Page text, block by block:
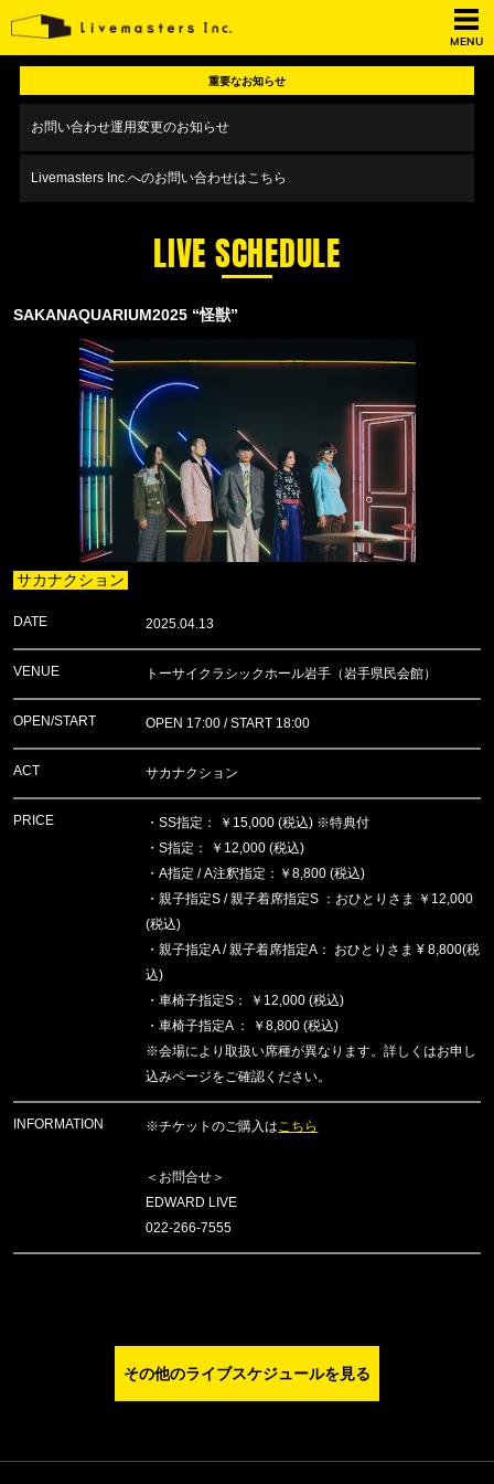
MENU
重要なお知らせ
お問い合わせ運用変更のお知らせ
Livemasters Inc.へのお問い合わせはこちら
LIVE SCHEDULE
SAKANAQUARIUM2025 “怪獣”
サカナクション
DATE 2025.04.13
VENUE トーサイクラシックホール岩手（岩手県民会館）
OPEN/START OPEN 17:00 / START 18:00
ACT サカナクション
PRICE
・SS指定： ￥15,000 (税込) ※特典付
・S指定： ￥12,000 (税込)
・A指定 / A注釈指定：￥8,800 (税込)
・親子指定S / 親子着席指定S ：おひとりさま ￥12,000
(税込)
・親子指定A / 親子着席指定A： おひとりさま ¥ 8,800(税
込)
・車椅子指定S： ￥12,000 (税込)
・車椅子指定A ： ￥8,800 (税込)
※会場により取扱い席種が異なります。詳しくはお申し
込みページをご確認ください。
INFORMATION ※チケットのご購入は こちら
＜お問合せ＞
EDWARD LIVE
022-266-7555
その他のライブスケジュールを見る